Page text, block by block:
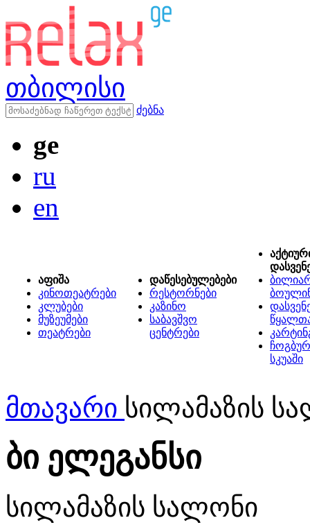
თბილისი
ძებნა
ge
ru
en
აფიშა
კინოთეატრები
კლუბები
მუზეუმები
თეატრები
დაწესებულებები
რესტორნები
კაზინო
საბავშვო
ცენტრები
სკუაში
მთავარი სილამაზის
ბი ელეგანსი
სილამაზის სალონი